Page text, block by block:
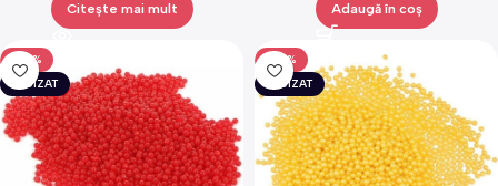
Citește mai mult Adaugă în coș
-50%
EPUIZAT
-50%
EPUIZAT